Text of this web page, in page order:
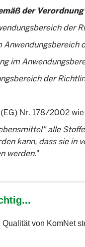
der
der
im
der
Nr. 178/2002
alle
kann, dass sie
werden."